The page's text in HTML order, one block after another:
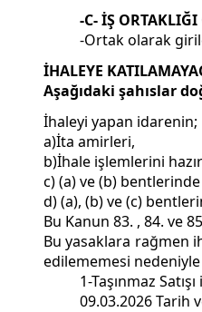
-C- İŞ
-Ortak olarak
İHALEYE
Aşağıdaki şahıslar
İhaleyi yapan idarenin;
a)İta amirleri,
b)İhale işlemlerini
c) (a) ve (b)
d) (a), (b) ve (c)
Bu Kanun 83. , 84. ve
Bu yasaklara rağmen
edilememesi
1-Taşınmaz
09.03.2026 Tarih